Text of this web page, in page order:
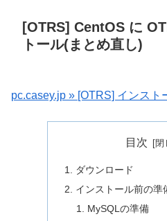
[OTRS] CentOS に
トール(まとめ直し)
pc.casey.jp » [OTRS] インスト
目次
ダウンロード
インストール前の準
MySQLの準備